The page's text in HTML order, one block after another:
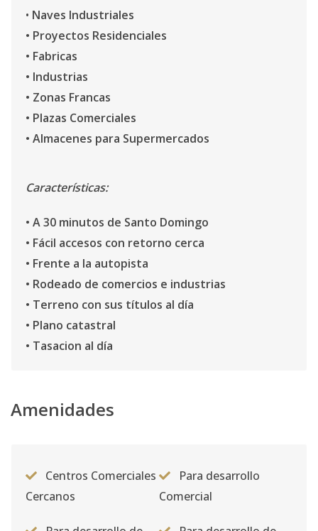
• Naves Industriales
• Proyectos Residenciales
• Fabricas
• Industrias
• Zonas Francas
• Plazas Comerciales
• Almacenes para Supermercados
Características:
• A 30 minutos de Santo Domingo
• Fácil accesos con retorno cerca
• Frente a la autopista
• Rodeado de comercios e industrias
• Terreno con sus títulos al día
• Plano catastral
• Tasacion al día
Amenidades
Centros Comerciales
Cercanos
Para desarrollo
Comercial